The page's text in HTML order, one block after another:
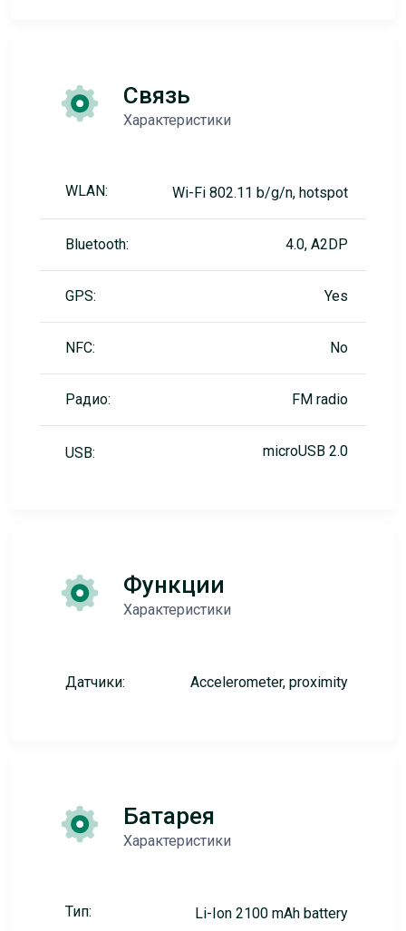
Связь
Характеристики
WLAN: Wi-Fi 802.11 b/g/n, hotspot
Bluetooth: 4.0, A2DP
GPS: Yes
NFC: No
Радио: FM radio
USB: microUSB 2.0
Функции
Характеристики
Датчики: Accelerometer, proximity
Батарея
Характеристики
Тип: Li-Ion 2100 mAh battery